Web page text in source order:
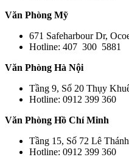
Văn Phòng Mỹ
671 Safeharbour Dr,
Hotline: 407 300 5881
Văn Phòng Hà Nội
Tầng 9, Số 20 Thụy
Hotline: 0912 399 360
Văn Phòng Hồ Chí Minh
Tầng 15, Số 72 Lê
Hotline: 0912 399 360